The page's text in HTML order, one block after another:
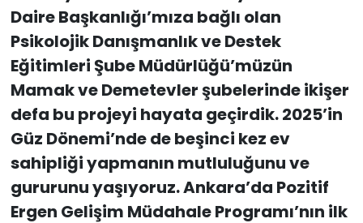
Daire Başkanlığı’mıza bağlı olan
Psikolojik Danışmanlık ve Destek
Eğitimleri Şube Müdürlüğü’müzün
Mamak ve Demetevler şubelerinde ikişer
defa bu projeyi hayata geçirdik. 2025’in
Güz Dönemi’nde de beşinci kez ev
sahipliği yapmanın mutluluğunu ve
gururunu yaşıyoruz. Ankara’da Pozitif
Ergen Gelişim Müdahale Programı’nın ilk